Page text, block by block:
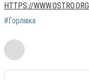
HTTPS://WWW.OSTRO.ORG
#Горлівка